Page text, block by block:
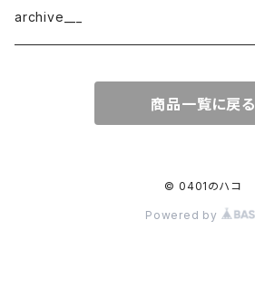
border
cotton × wool
織物
archive___
商品一覧に戻る
© 0401のハコ
Powered by